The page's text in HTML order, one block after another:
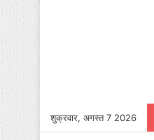
शुक्रवार, अगस्त 7 2026